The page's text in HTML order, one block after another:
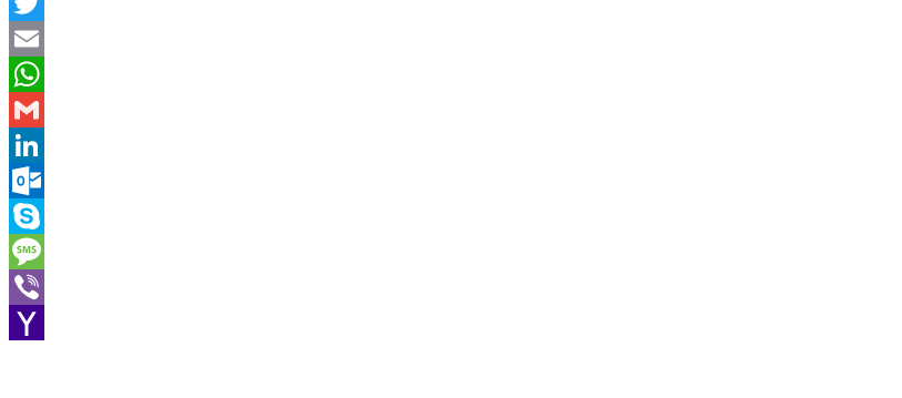
Twitter
Email
WhatsApp
Gmail
LinkedIn
Outlook.com
Skype
Message
Viber